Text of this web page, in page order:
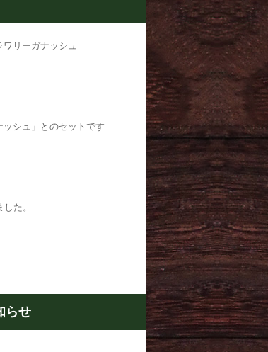
リーガナッシュ
ッシュ」とのセットです
た。
らせ